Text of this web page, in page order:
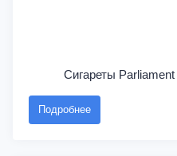
Сигареты
Подробнее